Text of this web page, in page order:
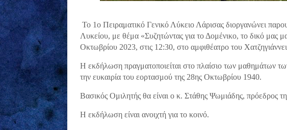
Το 1ο Πειραματικό Γενικό Λύκειο Λάρισας διοργανώνει
Λυκείου, με θέμα «Συζητώντας για το Δομένικο, το δικό μας
Οκτωβρίου 2023, στις 12:30, στο αμφιθέατρο του
Η εκδήλωση πραγματοποιείται στο πλαίσιο των μαθημάτων
την ευκαιρία του εορτασμού της 28ης Οκτωβρίου 1940.
Βασικός Ομιλητής θα είναι ο κ. Στάθης Ψωμιάδης, πρόεδρος
Η εκδήλωση είναι ανοιχτή για το κοινό.